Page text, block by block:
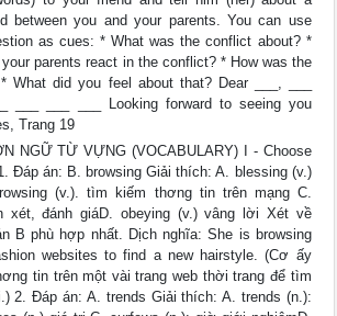
between you and your parents. You can use
as cues: * What was the conflict about? *
your parents react in the conflict? * How was the
What did you feel about that? Dear ___, ___
___ ___ ___ Looking forward to seeing you
Trang 19
NGỮ TỪ VỰNG (VOCABULARY) I - Choose
Đáp án: B. browsing Giải thích: A. blessing (v.)
(v.). tìm kiếm thơng tin trên mạng C.
xét, đánh giáD. obeying (v.) vâng lời Xét về
B phù hợp nhất. Dịch nghĩa: She is browsing
websites to find a new hairstyle. (Cơ ấy
tin trên một vài trang web thời trang để tìm
2. Đáp án: A. trends Giải thích: A. trends (n.):